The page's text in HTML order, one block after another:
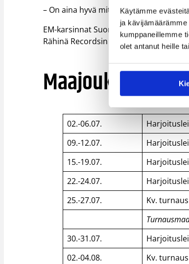
Käytämme
ja
kumppaneillemme
olet antanut heille
– On aina hyvä mitata kehitystään
EM-karsinnat Suomi aloittaa 17.8.
Rähinä Recordsin artistit esittävät
02.-06.07.
09.-12.07.
15.-19.07.
22.-24.07.
25.-27.07.
Kv. turnaus
30.-31.07.
02.-04.08.
Kv. turnaus